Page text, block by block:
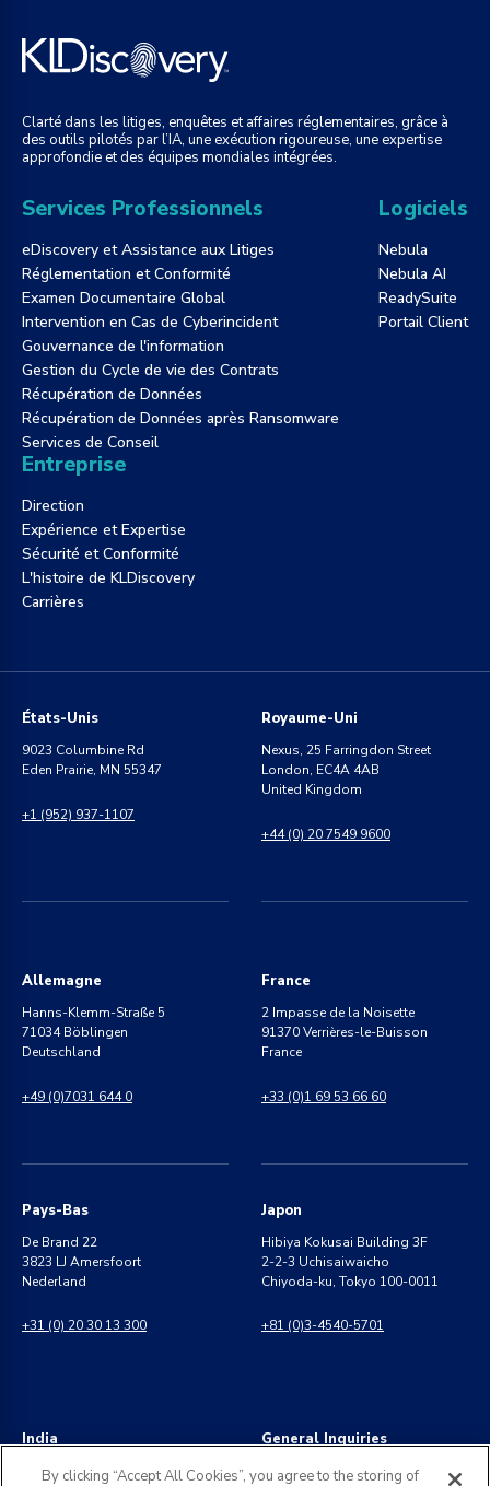
Clarté dans les litiges, enquêtes et affaires réglementaires, grâce à
des outils pilotés par l’IA, une exécution rigoureuse, une expertise
approfondie et des équipes mondiales intégrées.
Services Professionnels
eDiscovery et Assistance aux Litiges
Réglementation et Conformité
Examen Documentaire Global
Intervention en Cas de Cyberincident
Gouvernance de l'information
Gestion du Cycle de vie des Contrats
Récupération de Données
Récupération de Données après Ransomware
Services de Conseil
Logiciels
Nebula
Nebula AI
ReadySuite
Portail Client
Entreprise
Direction
Expérience et Expertise
Sécurité et Conformité
L'histoire de KLDiscovery
Carrières
États-Unis
9023 Columbine Rd
Eden Prairie, MN 55347
+1 (952) 937-1107
Royaume-Uni
Nexus, 25 Farringdon Street
London, EC4A 4AB
United Kingdom
+44 (0) 20 7549 9600
Allemagne
Hanns-Klemm-Straße 5
71034 Böblingen
Deutschland
+49 (0)7031 644 0
France
2 Impasse de la Noisette
91370 Verrières-le-Buisson
France
+33 (0)1 69 53 66 60
Pays-Bas
De Brand 22
3823 LJ Amersfoort
Nederland
+31 (0) 20 30 13 300
Japon
Hibiya Kokusai Building 3F
2-2-3 Uchisaiwaicho
Chiyoda-ku, Tokyo 100-0011
+81 (0)3-4540-5701
India
8 Perungudi Industrial Estate
General Inquiries
info@kldiscovery.com
By clicking “Accept All Cookies”, you agree to the storing of